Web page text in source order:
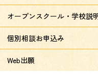
オープンスクール・学校説
個別相談お申込み
Web出願